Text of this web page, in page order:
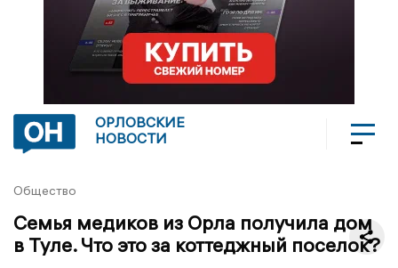
ОРЛОВСКИЕ
НОВОСТИ
Общество
Семья медиков из Орла получила дом
в Туле. Что это за коттеджный поселок?